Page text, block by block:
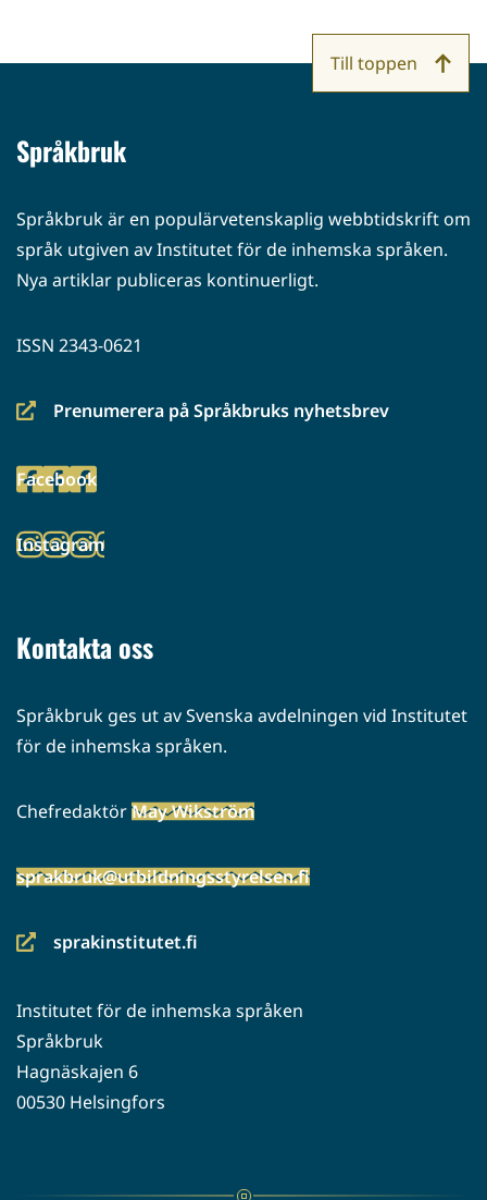
Språkbruk
Språkbruk är en populärvetenskaplig webbtidskrift om
språk utgiven av Institutet för de inhemska språken.
Nya artiklar publiceras kontinuerligt.
ISSN 2343-0621
Prenumerera på Språkbruks nyhetsbrev
(siirryt
palveluun)
Facebook
(siirryt
palveluun)
Instagram
(siirryt
Kontakta oss
Språkbruk ges ut av Svenska avdelningen vid Institutet
för de inhemska språken.
ChefredaktörMay Wikström
sprakbruk@utbildningsstyrelsen.fi
sprakinstitutet.fi
(siirryt
palveluun)
Institutet för de inhemska språken
Språkbruk
Hagnäskajen 6
00530 Helsingfors
Till toppen